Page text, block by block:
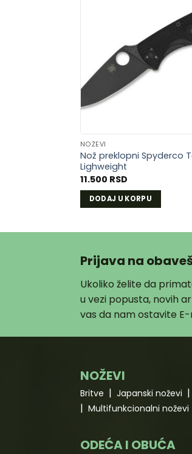
NOŽEVI
Nož preklopni Spyderco
Lighweight
11.500 RSD
DODAJ U KORPU
Prijava na
Ukoliko želite da
u vezi popusta, novih
vas da nam ostavite
NOŽEVI
Britve Japanski noževi
Multifunkcionalni noževi
ODEĆA I OBUĆA